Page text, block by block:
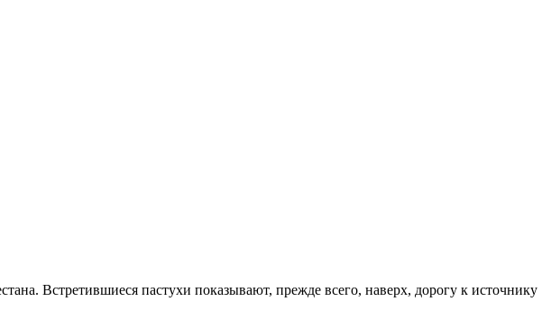
Встретившиеся пастухи показывают, прежде всего, наверх, дорогу к источнику